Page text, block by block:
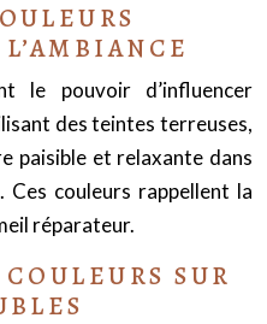
le pouvoir d’influencer
des teintes terreuses,
paisible et relaxante dans
couleurs rappellent la
réparateur.
SUR